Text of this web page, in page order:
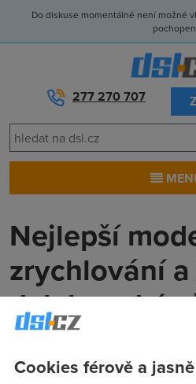
Do diskuse momentálně není možné
277 270 707
Nejlepší
zrychlování
daleko od
Dobrý den, možná to tu už padlo,
Cookies férově a jasně